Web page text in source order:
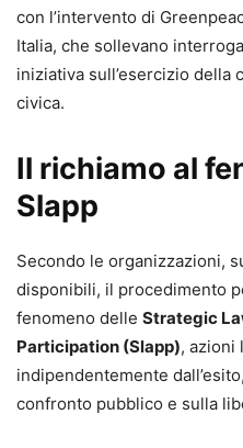
con l’intervento di
Italia, che sollevano
iniziativa sull’esercizio della
civica.
Il richiamo al
Slapp
Secondo le organizzazioni,
disponibili, il procedimento
fenomeno delle Strategic
Participation (Slapp), azioni
indipendentemente
confronto pubblico e sulla